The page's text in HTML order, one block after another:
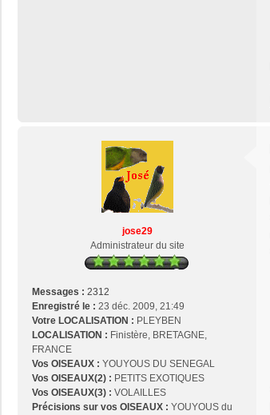
jose29
Administrateur du site
Messages : 2312
Enregistré le : 23 déc. 2009, 21:49
Votre LOCALISATION : PLEYBEN
LOCALISATION : Finistère, BRETAGNE,
FRANCE
Vos OISEAUX : YOUYOUS DU SENEGAL
Vos OISEAUX(2) : PETITS EXOTIQUES
Vos OISEAUX(3) : VOLAILLES
Précisions sur vos OISEAUX : YOUYOUS du